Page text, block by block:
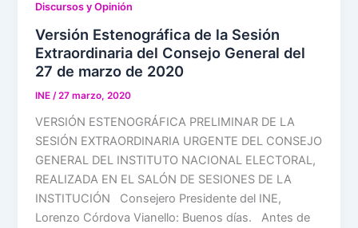
Discursos y Opinión
Versión Estenográfica de la Sesión
Extraordinaria del Consejo General del
27 de marzo de 2020
INE/27 marzo, 2020
VERSIÓN ESTENOGRÁFICA PRELIMINAR DE LA
SESIÓN EXTRAORDINARIA URGENTE DEL CONSEJO
GENERAL DEL INSTITUTO NACIONAL ELECTORAL,
REALIZADA EN EL SALÓN DE SESIONES DE LA
INSTITUCIÓN Consejero Presidente del INE,
Lorenzo Córdova Vianello: Buenos días. Antes de